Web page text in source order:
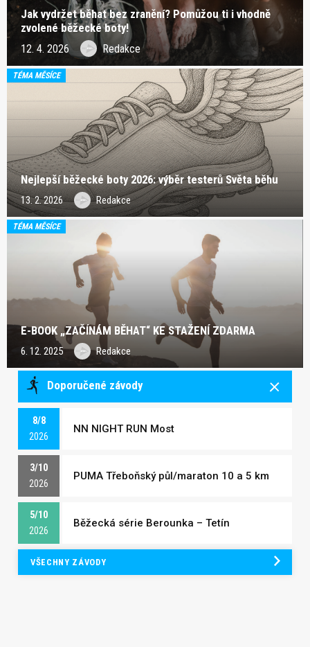
Jak vydržet běhat bez zranění? Pomůžou ti i vhodně
zvolené běžecké boty!
12. 4. 2026 Redakce
TÉMA MĚSÍCE
Nejlepší běžecké boty 2026: výběr testerů Světa běhu
13. 2. 2026 Redakce
TÉMA MĚSÍCE
E-BOOK „ZAČÍNÁM BĚHAT“ KE STAŽENÍ ZDARMA
6. 12. 2025 Redakce
Doporučené závody
8/8
2026
NN NIGHT RUN Most
3/10
2026
PUMA Třeboňský půl/maraton 10 a 5 km
5/10
2026
Běžecká série Berounka – Tetín
VŠECHNY ZÁVODY